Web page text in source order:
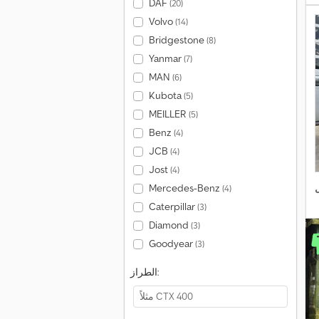
DAF (20)
Volvo(14)
Bridgestone(8)
Yanmar(7)
MAN (6)
Kubota(5)
MEILLER (5)
Benz (4)
JCB (4)
Jost(4)
Mercedes-Benz (4)
Caterpillar(3)
Diamond (3)
Goodyear(3)
الطراز: